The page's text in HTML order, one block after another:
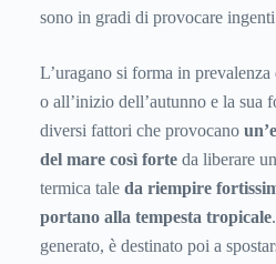
sono in gradi di provocare
L’uragano si forma in
o all’inizio dell’autunno e la sua
diversi fattori che provocano
del mare così forte da liberare
termica tale da riempire
portano alla tempesta tropicale
generato, è destinato poi a